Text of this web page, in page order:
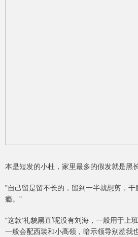
本是短发的小杜，家里最多的假发就是黑
"自己留是留不长的，留到一半就想剪，
瘾。"
"这款‘礼貌黑直’呢没有刘海，一般用于上
一般会配西装和小高领，暗示领导别惹我